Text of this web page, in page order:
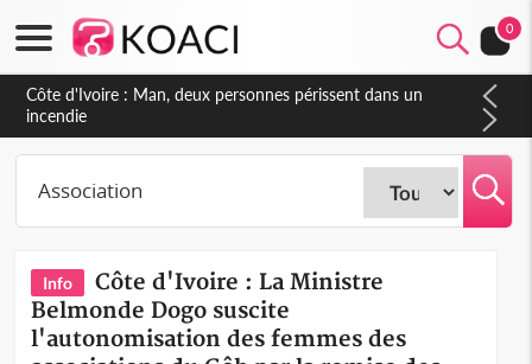
0
Côte d'Ivoire : Séileu, la célébration de la fête nationale
transformée en vaste campagne contre les produits
dépigmentants dangereux
Info
Côte d'Ivoire : La Ministre
Belmonde Dogo suscite
l'autonomisation des femmes des